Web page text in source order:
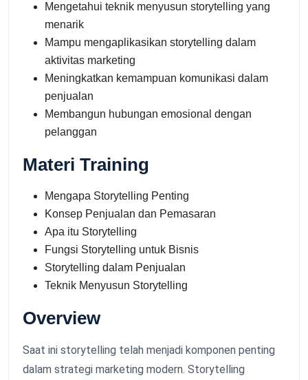
Mengetahui teknik menyusun storytelling yang
menarik
Mampu mengaplikasikan storytelling dalam
aktivitas marketing
Meningkatkan kemampuan komunikasi dalam
penjualan
Membangun hubungan emosional dengan
pelanggan
Materi Training
Mengapa Storytelling Penting
Konsep Penjualan dan Pemasaran
Apa itu Storytelling
Fungsi Storytelling untuk Bisnis
Storytelling dalam Penjualan
Teknik Menyusun Storytelling
Overview
Saat ini storytelling telah menjadi komponen penting
dalam strategi marketing modern. Storytelling